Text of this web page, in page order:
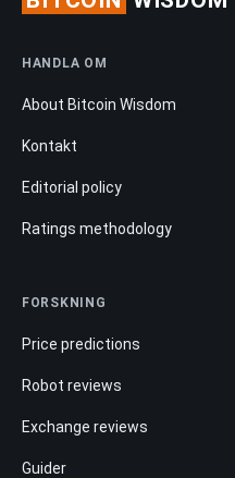
HANDLA OM
About Bitcoin Wisdom
Kontakt
Editorial policy
Ratings methodology
FORSKNING
Price predictions
Robot reviews
Exchange reviews
Guider